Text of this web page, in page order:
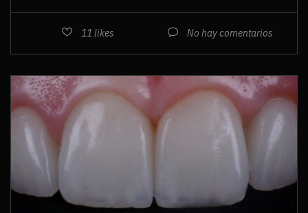
11likes No hay comentarios